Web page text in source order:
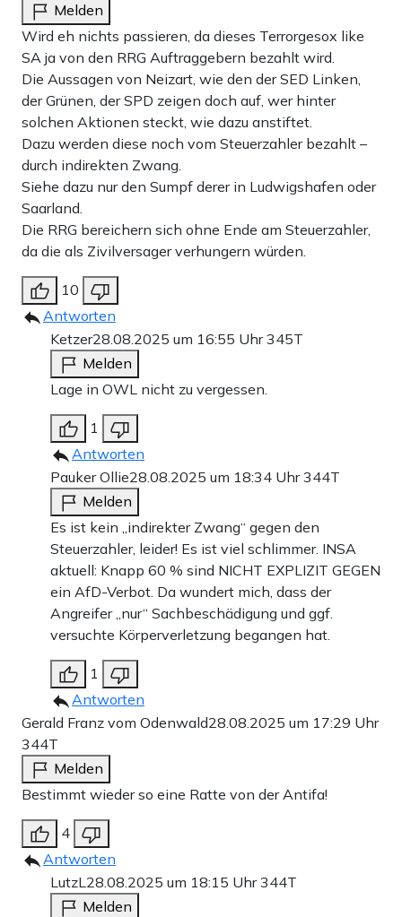
Melden
Wird eh nichts passieren, da dieses Terrorgesox like
SA ja von den RRG Auftraggebern bezahlt wird.
Die Aussagen von Neizart, wie den der SED Linken,
der Grünen, der SPD zeigen doch auf, wer hinter
solchen Aktionen steckt, wie dazu anstiftet.
Dazu werden diese noch vom Steuerzahler bezahlt –
durch indirekten Zwang.
Siehe dazu nur den Sumpf derer in Ludwigshafen oder
Saarland.
Die RRG bereichern sich ohne Ende am Steuerzahler,
da die als Zivilversager verhungern würden.
10
Antworten
Ketzer28.08.2025 um 16:55 Uhr345T
Melden
Lage in OWL nicht zu vergessen.
1
Antworten
Pauker Ollie28.08.2025 um 18:34 Uhr344T
Melden
Es ist kein „indirekter Zwang“ gegen den
Steuerzahler, leider! Es ist viel schlimmer. INSA
aktuell: Knapp 60 % sind NICHT EXPLIZIT GEGEN
ein AfD-Verbot. Da wundert mich, dass der
Angreifer „nur“ Sachbeschädigung und ggf.
versuchte Körperverletzung begangen hat.
1
Antworten
Gerald Franz vom Odenwald28.08.2025 um 17:29 Uhr
344T
Melden
Bestimmt wieder so eine Ratte von der Antifa!
4
Antworten
LutzL28.08.2025 um 18:15 Uhr344T
Melden